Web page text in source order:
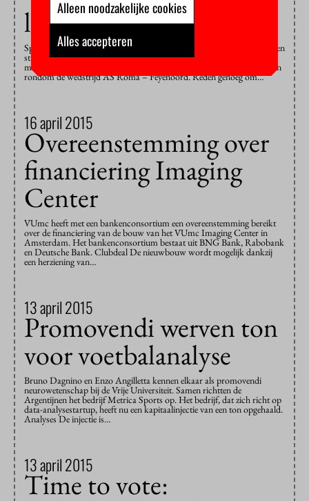
langs de lijn?
Sporters nemen supporters met zich mee. Maar de rivaliserende groepen
strijden soms intenser met elkaar, dan hun helden in de arena. Twee
maanden geleden stroomden de berichten binnen over ongeregeldheden
rondom de wedstrijd AS Roma – Feyenoord. Reden genoeg om…
16 april 2015
Overeenstemming over
financiering Imaging
Center
VUmc heeft met een bankenconsortium een overeenstemming bereikt
over de financiering van de bouw van het VUmc Imaging Center in
Amsterdam. Het bankenconsortium bestaat uit BNG Bank, Rabobank
en Deutsche Bank. Clubdeal De nieuwbouw wordt mogelijk dankzij
een herziening van…
13 april 2015
Promovendi werven ton
voor voetbalanalyse
Bruno Dagnino en Enzo Angilletta kennen elkaar als promovendi
neurowetenschap bij de Vrije Universiteit. Samen richtten de
Argentijnen het bedrijf Metrica Sports op. Het bedrijf, dat zich richt op
data-analysestartup, heeft nu een kapitaalinjectie van een ton opgehaald.
Analyses De injectie is…
13 april 2015
Time to vote:
Alleen noodzakelijke cookies
Alles accepteren